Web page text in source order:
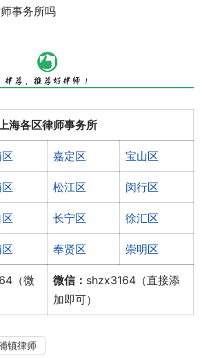
事务所吗
上海各区律师事务所
嘉定区 宝山区
松江区 闵行区
长宁区 徐汇区
奉贤区 崇明区
（微
微信： shzx3164（直接添
加即可）
镇律师